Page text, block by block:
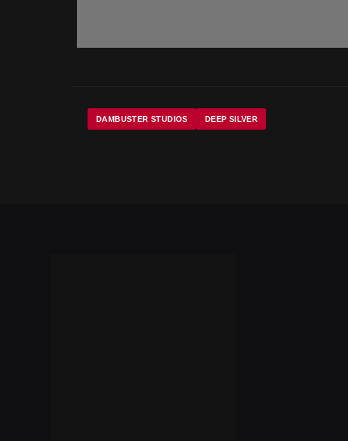
DAMBUSTER STUDIOS DEEP SILVER